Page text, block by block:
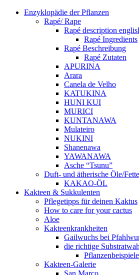
Enzyklopädie der Pflanzen
Rapé/ Rape
Rapé description
Rapé Ingredients
Rapé Beschreibung
Rapé Zutaten
APURINA
Arara
Canela de Velho
KATUKINA
HUNI KUI
MURICI
KUNTANAWA
Mulateiro
NUKINI
Shanenawa
YAWANAWA
Asche “Tsunu”
Duft- und ätherische Öle/Fette
KAKAO-ÖL
Kakteen & Sukkulenten
Pflegetipps für deinen Kaktus
How to care for your cactus
Aloe
Kakteenkrankheiten
Gailwuchs bei
die richtige
Pflanzenbeispiele
Kakteen-Galerie
San Marco